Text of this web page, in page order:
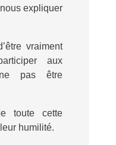
expliquer
vraiment
aux
pas être
toute cette
humilité.